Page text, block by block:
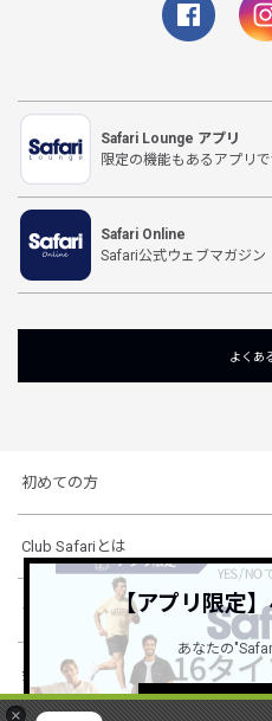
×
Safari Lounge アプリ
限定の機能もあるアプリ
Safari Online
Safari公式ウェブマガジン
よくあ
初めての方
Club Safariとは
ショッピングガイド
会社概要・規約
【アプリ限定
あなたの
詳しくは